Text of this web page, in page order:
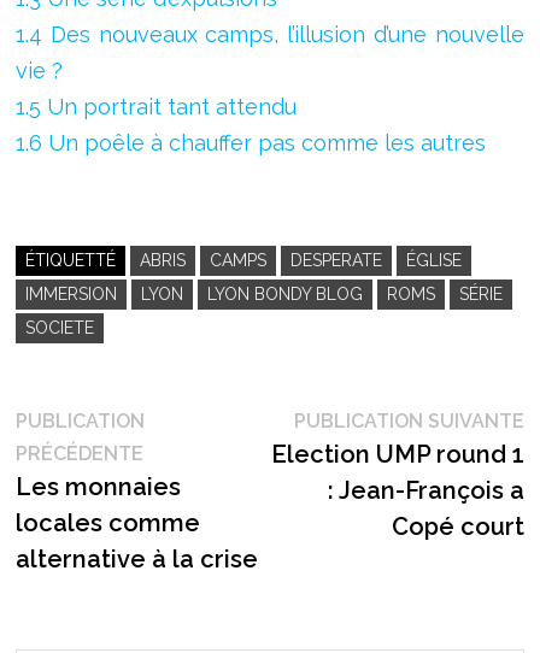
1.4 Des nouveaux camps, l’illusion d’une nouvelle
vie ?
1.5 Un portrait tant attendu
1.6 Un poêle à chauffer pas comme les autres
ÉTIQUETTÉ ABRIS CAMPS DESPERATE
ÉGLISE
IMMERSION
LYON LYON BONDY BLOG ROMS
SÉRIE
SOCIETE
Navigation
de
l’article
PUBLICATION
PRÉCÉDENTEPublication
précédente :
Les monnaies
locales comme
alternative à la crise
PUBLICATION SUIVANTE
Election UMP round 1
: Jean-François a
Copé court